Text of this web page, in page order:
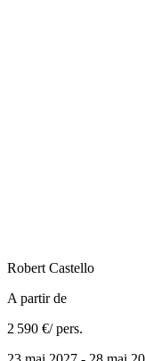
Robert Castello
A partir de
2 590 €/ pers.